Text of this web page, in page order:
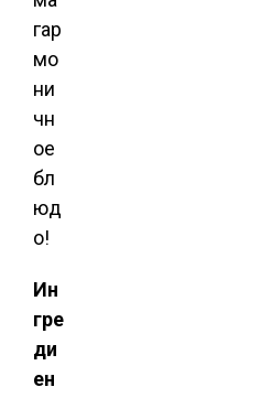
гар
мо
ни
чн
ое
бл
юд
о!
Ин
гре
ди
ен